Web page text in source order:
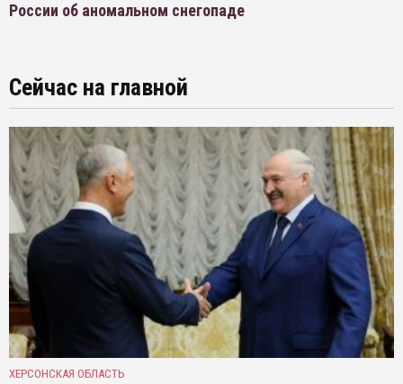
России об аномальном снегопаде
Сейчас на главной
ХЕРСОНСКАЯ ОБЛАСТЬ